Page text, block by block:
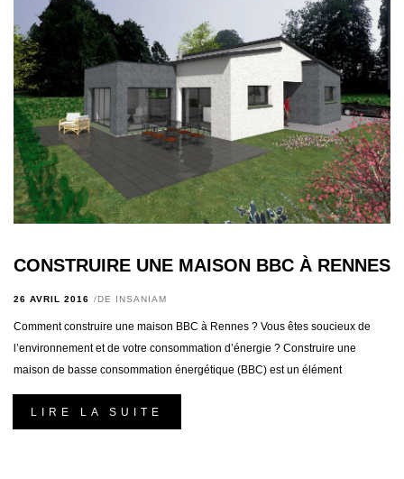
CONSTRUIRE UNE MAISON BBC À RENNES
26 AVRIL 2016 DE INSANIAM
Comment construire une maison BBC à Rennes ? Vous êtes soucieux de
l’environnement et de votre consommation d’énergie ? Construire une
maison de basse consommation énergétique (BBC) est un élément
LIRE LA SUITE